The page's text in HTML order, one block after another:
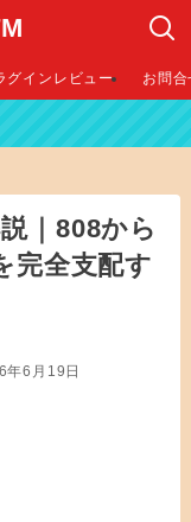
グインレビュー お問
｜808から
完全支配す
年6月19日